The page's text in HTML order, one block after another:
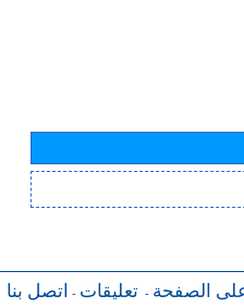
الصفحة - تعليقات - اتصل بنا